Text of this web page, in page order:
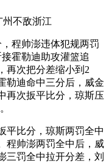
州不敌浙江
程帅澎违体犯规两罚
霍勒迪助攻灌篮追
再次把分差缩小到2
勒迪命中三分后，威金
再次扳平比分，琼斯压
平比分，琼斯两罚全中
程帅澎两罚全中后，威
三罚全中拉开分差，刘